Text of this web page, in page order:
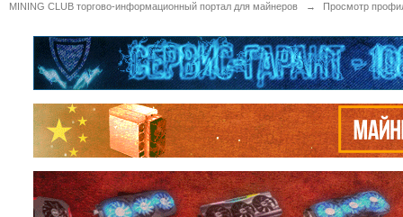
MINING CLUB торгово-информационный портал для майнеров → Просмотр